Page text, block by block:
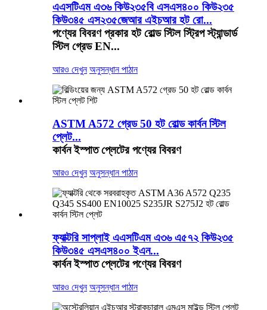
এএসটিএম এ৩৬ কিউ২৩৫বি এসএস৪০০ কিউ২৩৫
কিউ৩৪৫ এস২৩৫জেআর এইচআর হট রো...
পণ্যের বিবরণ প্রকার হট রোল্ড স্টিল স্ট্রিপ স্ট্যান্ডার্ড
স্টিল গ্রেড EN...
আরও দেখুন অনুসন্ধান পাঠান
ASTM A572 গ্রেড 50 হট রোল্ড কার্বন স্টিল
প্লেট...
কার্বন ইস্পাত প্লেটের পণ্যের বিবরণ
আরও দেখুন অনুসন্ধান পাঠান
ফ্যাক্টরি সাপ্লাই এএসটিএম এ৩৬ এ৫৭২ কিউ২৩৫
কিউ৩৪৫ এসএস৪০০ ইএন...
কার্বন ইস্পাত প্লেটের পণ্যের বিবরণ
আরও দেখুন অনুসন্ধান পাঠান